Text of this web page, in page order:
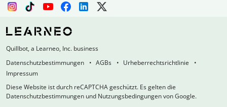
Quillbot, a Learneo, Inc. business
Datenschutzbestimmungen
AGBs
Urheberrechtsrichtlinie
Impressum
Diese Website ist durch reCAPTCHA geschützt. Es gelten die
Datenschutzbestimmungen und Nutzungsbedingungen von Google.